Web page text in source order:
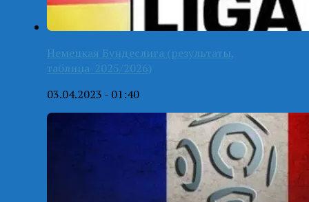
Немецкая Бундеслига (результаты,
таблица-2025/2026)
03.04.2023 - 01:40